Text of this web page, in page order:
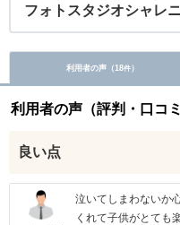
フォトスタジオシャレ
利用者の声（18件）
利用者の声（評判・口コミ
良い点
泣いてしまわないか
くれて子供がとても